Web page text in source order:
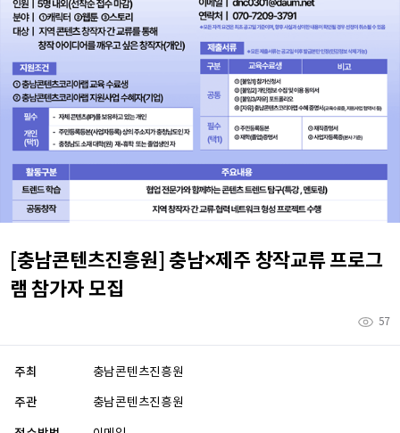
[충남콘텐츠진흥원] 충남×제주 창작교류 프로그
램 참가자 모집
57
주최 충남콘텐츠진흥원
주관 충남콘텐츠진흥원